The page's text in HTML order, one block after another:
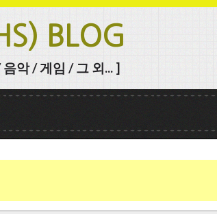
BLOG
악 / 게임 / 그 외... ]